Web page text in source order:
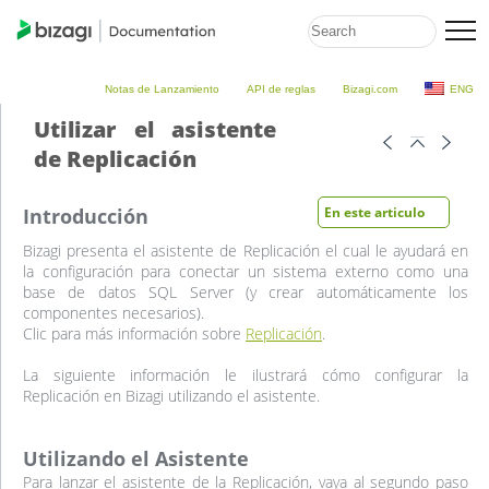
Notas de Lanzamiento API de reglas Bizagi.com ENG